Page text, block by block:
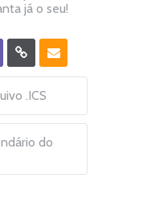
já o seu!
.ICS
do